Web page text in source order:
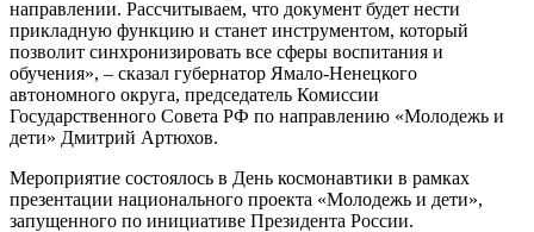
направлении. Рассчитываем, что документ будет нести
прикладную функцию и станет инструментом, который
позволит синхронизировать все сферы воспитания и
обучения», – сказал губернатор Ямало-Ненецкого
автономного округа, председатель Комиссии
Государственного Совета РФ по направлению «Молодежь и
дети» Дмитрий Артюхов.
Мероприятие состоялось в День космонавтики в рамках
презентации национального проекта «Молодежь и дети»,
запущенного по инициативе Президента России.